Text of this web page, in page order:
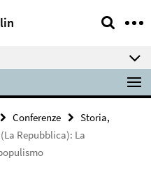
Conferenze
Storia,
Repubblica): La